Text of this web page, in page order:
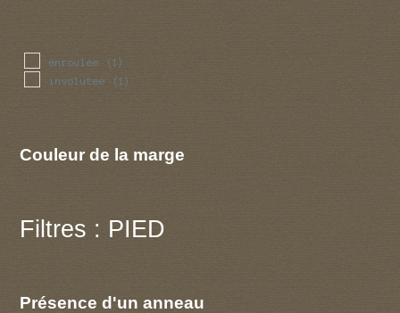
enroulee (1)
involutee (1)
Couleur de la marge
Filtres : PIED
Présence d'un anneau